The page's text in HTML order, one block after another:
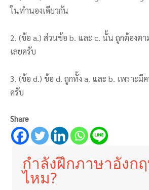
ในทำนองเดียวกัน
2. (ข้อ a.) ส่วนข้อ b. และ c. นั้น ถูกต้องตา
เลยครับ
3. (ข้อ d.) ข้อ d. ถูกทั้ง a. และ b. เพราะมี
ครับ
Share
กำลังฝึกภาษาอังก
ไหม?